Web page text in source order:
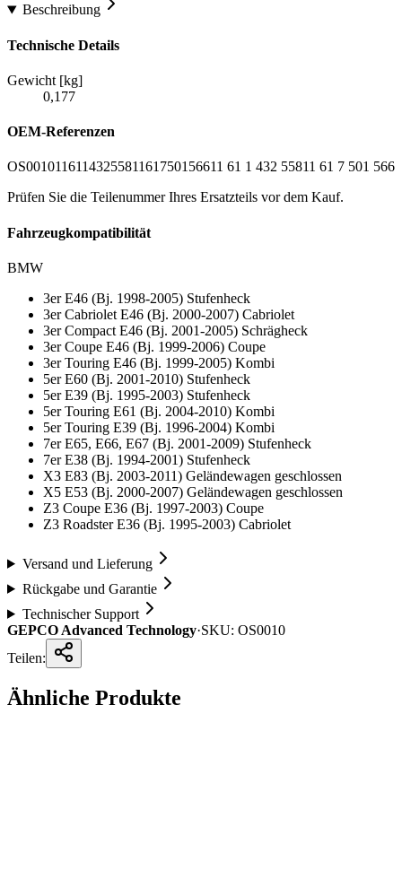
Beschreibung
Technische Details
Gewicht [kg]
0,177
OEM-Referenzen
OS0010116114325581161750156611 61 1 432 55811 61 7 501 566
Prüfen Sie die Teilenummer Ihres Ersatzteils vor dem Kauf.
Fahrzeugkompatibilität
BMW
3er E46 (Bj. 1998-2005) Stufenheck
3er Cabriolet E46 (Bj. 2000-2007) Cabriolet
3er Compact E46 (Bj. 2001-2005) Schrägheck
3er Coupe E46 (Bj. 1999-2006) Coupe
3er Touring E46 (Bj. 1999-2005) Kombi
5er E60 (Bj. 2001-2010) Stufenheck
5er E39 (Bj. 1995-2003) Stufenheck
5er Touring E61 (Bj. 2004-2010) Kombi
5er Touring E39 (Bj. 1996-2004) Kombi
7er E65, E66, E67 (Bj. 2001-2009) Stufenheck
7er E38 (Bj. 1994-2001) Stufenheck
X3 E83 (Bj. 2003-2011) Geländewagen geschlossen
X5 E53 (Bj. 2000-2007) Geländewagen geschlossen
Z3 Coupe E36 (Bj. 1997-2003) Coupe
Z3 Roadster E36 (Bj. 1995-2003) Cabriolet
Versand und Lieferung
Rückgabe und Garantie
Technischer Support
GEPCO Advanced Technology·SKU: OS0010
Teilen:
Ähnliche Produkte